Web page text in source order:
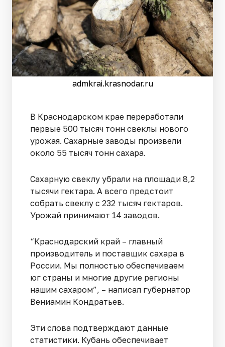
admkrai.krasnodar.ru
В Краснодарском крае переработали
первые 500 тысяч тонн свеклы нового
урожая. Сахарные заводы произвели
около 55 тысяч тонн сахара.
Сахарную свеклу убрали на площади 8,2
тысячи гектара. А всего предстоит
собрать свеклу с 232 тысяч гектаров.
Урожай принимают 14 заводов.
“Краснодарский край – главный
производитель и поставщик сахара в
России. Мы полностью обеспечиваем
юг страны и многие другие регионы
нашим сахаром”, – написал губернатор
Вениамин Кондратьев.
Эти слова подтверждают данные
статистики. Кубань обеспечивает